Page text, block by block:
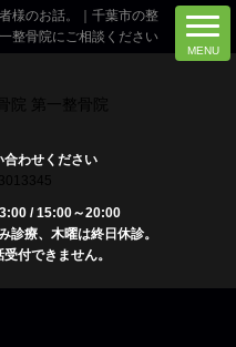
様のお話。｜千葉市の整
整骨院にご相談ください
合わせください
/ 15:00～20:00
療、木曜は終日休診。
付できません。